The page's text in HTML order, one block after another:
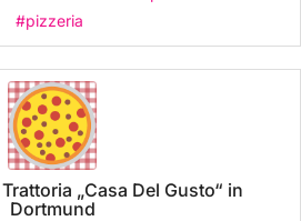
#pizzeria
„Casa Del Gusto“ in
Dortmund